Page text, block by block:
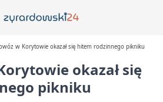
w Korytowie okazał się hitem rodzinnego pikniku
okazał się
pikniku